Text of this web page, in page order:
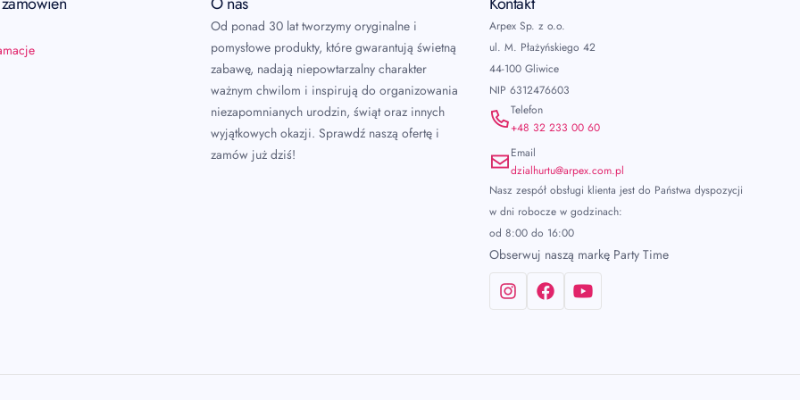
Od ponad 30 lat tworzymy oryginalne i
pomysłowe produkty, które gwarantują świetną
zabawę, nadają niepowtarzalny charakter
ważnym chwilom i inspirują do organizowania
niezapomnianych urodzin, świąt oraz innych
wyjątkowych okazji. Sprawdź naszą ofertę i
zamów już dziś!
Arpex Sp. z o.o.
ul. M. Płażyńskiego 42
44-100 Gliwice
NIP 6312476603
Telefon
+48 32 233 00 60
Email
dzialhurtu@arpex.com.pl
Nasz zespół obsługi klienta jest do Państwa dyspozycji
w dni robocze w godzinach:
od 8:00 do 16:00
Obserwuj naszą markę Party Time